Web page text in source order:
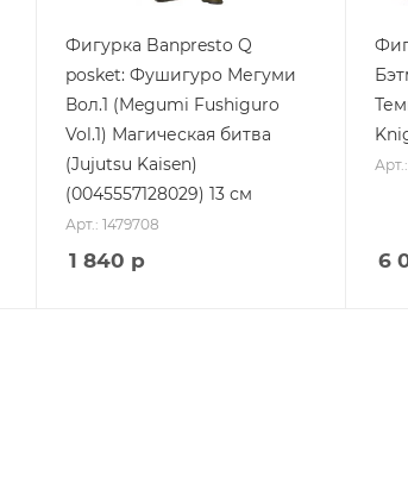
Фигурка Banpresto Q
posket: Фушигуро Мегуми
Вол.1 (Megumi Fushiguro
Vol.1) Магическая битва
(Jujutsu Kaisen)
(0045557128029) 13 см
Арт.: 1479708
1 840 р 6